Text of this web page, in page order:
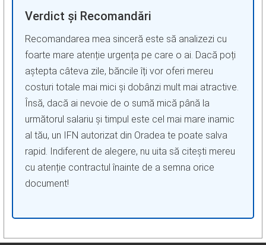
Verdict și Recomandări
Recomandarea mea sinceră este să analizezi cu
foarte mare atenție urgența pe care o ai. Dacă poți
aștepta câteva zile, băncile îți vor oferi mereu
costuri totale mai mici și dobânzi mult mai atractive.
Însă, dacă ai nevoie de o sumă mică până la
următorul salariu și timpul este cel mai mare inamic
al tău, un IFN autorizat din Oradea te poate salva
rapid. Indiferent de alegere, nu uita să citești mereu
cu atenție contractul înainte de a semna orice
document!